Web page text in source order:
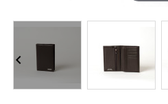
